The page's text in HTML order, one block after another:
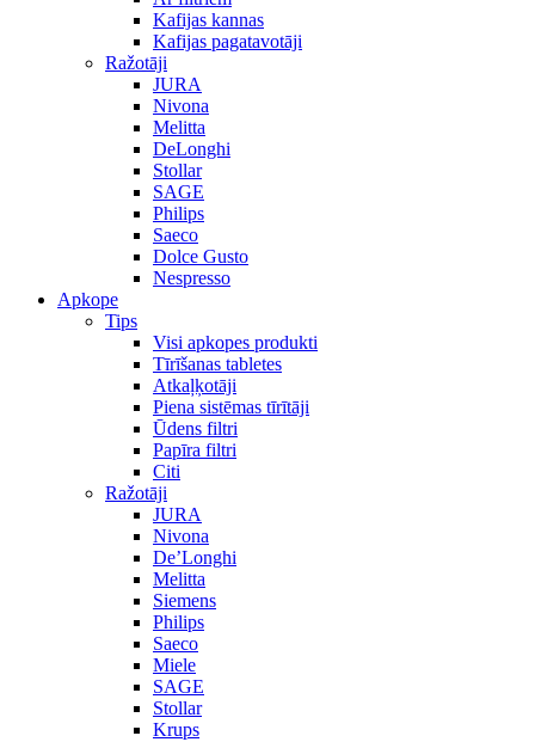
Kafijas kannas
Kafijas pagatavotāji
Ražotāji
JURA
Nivona
Melitta
DeLonghi
Stollar
SAGE
Philips
Saeco
Dolce Gusto
Nespresso
Apkope
Tips
Visi apkopes produkti
Tīrīšanas tabletes
Atkaļķotāji
Piena sistēmas tīrītāji
Ūdens filtri
Papīra filtri
Citi
Ražotāji
JURA
Nivona
De’Longhi
Melitta
Siemens
Philips
Saeco
Miele
SAGE
Stollar
Krups